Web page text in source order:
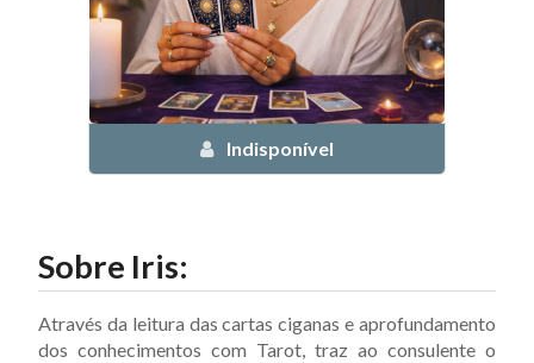
Indisponível
Sobre Iris:
Através da leitura das cartas ciganas e aprofundamento
dos conhecimentos com Tarot, traz ao consulente o